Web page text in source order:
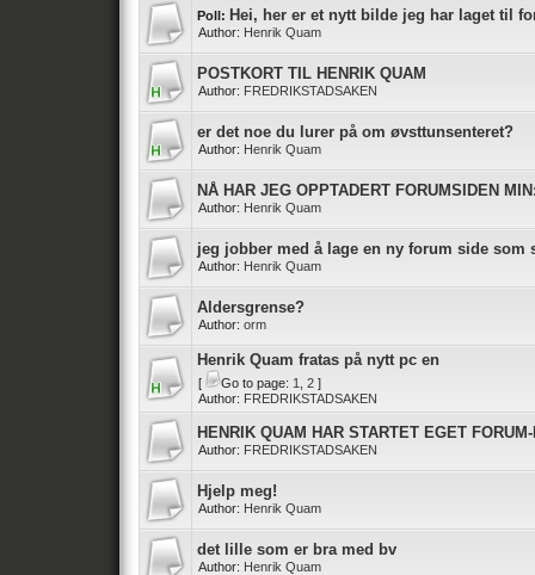
Poll: Hei, her er et nytt bilde jeg har laget til
Author: Henrik Quam
POSTKORT TIL HENRIK QUAM
Author: FREDRIKSTADSAKEN
er det noe du lurer på om øvsttunsenteret?
Author: Henrik Quam
NÅ HAR JEG OPPTADERT FORUMSIDEN
Author: Henrik Quam
jeg jobber med å lage en ny forum side som
Author: Henrik Quam
Aldersgrense?
Author: orm
Henrik Quam fratas på nytt pc en
[ Go to page: 1 2 ]
Author: FREDRIKSTADSAKEN
HENRIK QUAM HAR STARTET EGET
Author: FREDRIKSTADSAKEN
Hjelp meg!
Author: Henrik Quam
det lille som er bra med bv
Author: Henrik Quam